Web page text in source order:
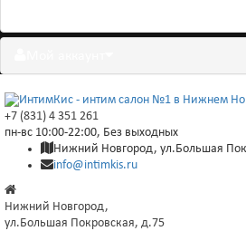
+7 (831) 4 351 261
пн-вс 10:00-22:00, Без выходных
Нижний Новгород, ул.Большая
info@intimkis.ru
Нижний Новгород,
ул.Большая Покровская, д.75